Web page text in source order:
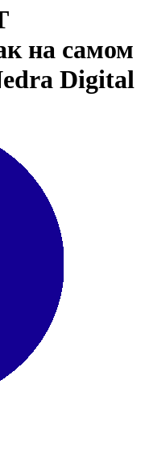
на самом
Digital